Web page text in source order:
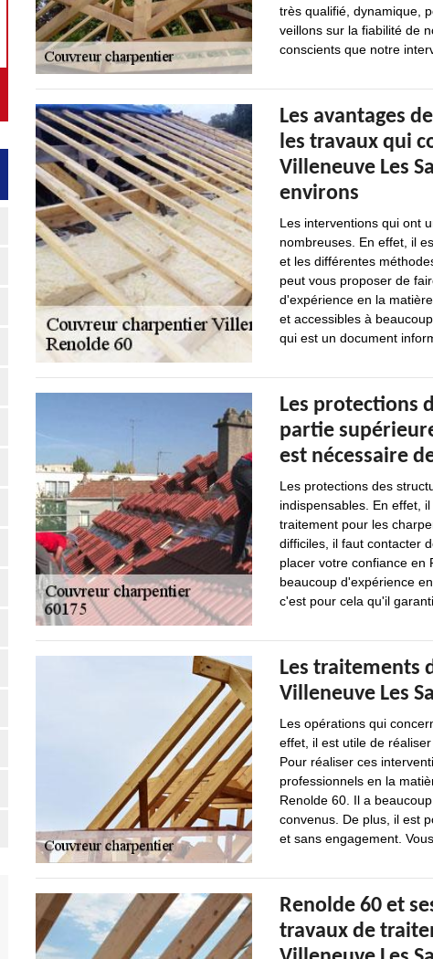
très qualifié, dynamique,
veillons sur la fiabilité de
conscients que notre
Les avantages
les travaux qui
Villeneuve Les
environs
Les interventions qui ont
nombreuses. En effet, il
et les différentes
peut vous proposer de
d'expérience en la
et accessibles à
qui est un document
Les protections
partie
est nécessaire
Les protections des
indispensables. En effet,
traitement pour les
difficiles, il faut contacter
placer votre confiance en
beaucoup d'expérience
c'est pour cela qu'il
Les traitements
Villeneuve Les
Les opérations qui
effet, il est utile de
Pour réaliser ces
professionnels en la
Renolde 60. Il a
convenus. De plus, il est
et sans engagement.
Renolde 60 et
travaux de